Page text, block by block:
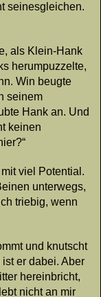
seinesgleichen.
als Klein-Hank
herumpuzzelte,
Win beugte
seinem
Hank an. Und
keinen
viel Potential.
unterwegs,
triebig, wenn
und knutscht
er dabei. Aber
hereinbricht,
nicht an mir